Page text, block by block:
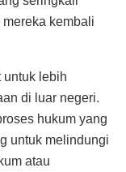
kembali
untuk lebih
di luar negeri.
hukum yang
untuk melindungi
atau